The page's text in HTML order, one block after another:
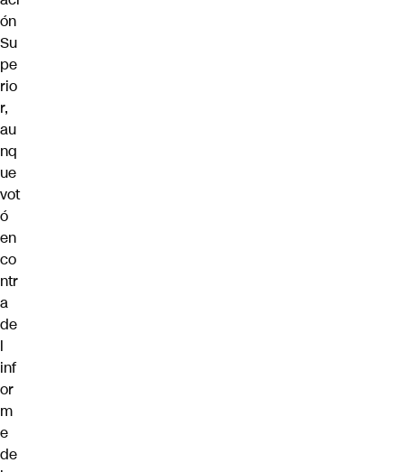
ón
Su
pe
rio
r,
au
nq
ue
vot
ó
en
co
ntr
a
de
l
inf
or
m
e
de